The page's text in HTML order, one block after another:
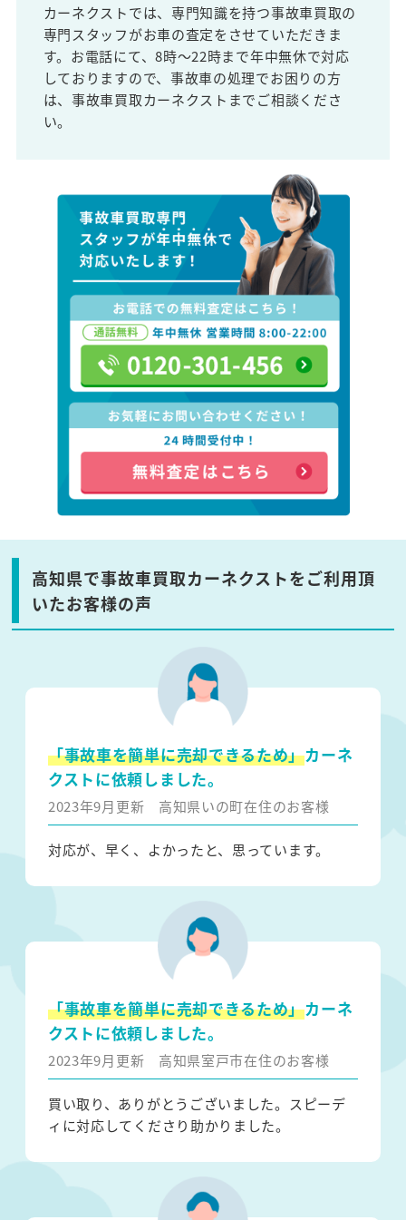
カーネクストでは、専門知識を持つ事故車買取の
専門スタッフがお車の査定をさせていただきま
す。お電話にて、8時～22時まで年中無休で対応
しておりますので、事故車の処理でお困りの方
は、事故車買取カーネクストまでご相談くださ
い。
高知県で事故車買取カーネクストをご利用頂
いたお客様の声
「事故車を簡単に売却できるため」カーネ
クストに依頼しました。
2023年9月更新 高知県いの町在住のお客様
対応が、早く、よかったと、思っています。
「事故車を簡単に売却できるため」カーネ
クストに依頼しました。
2023年9月更新 高知県室戸市在住のお客様
買い取り、ありがとうございました。スピーデ
ィに対応してくださり助かりました。